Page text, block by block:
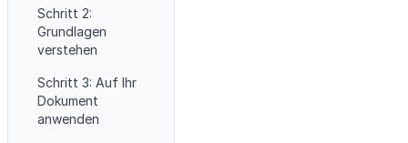
Schritt 2:
Grundlagen
verstehen
Schritt 3: Auf Ihr
Dokument
anwenden